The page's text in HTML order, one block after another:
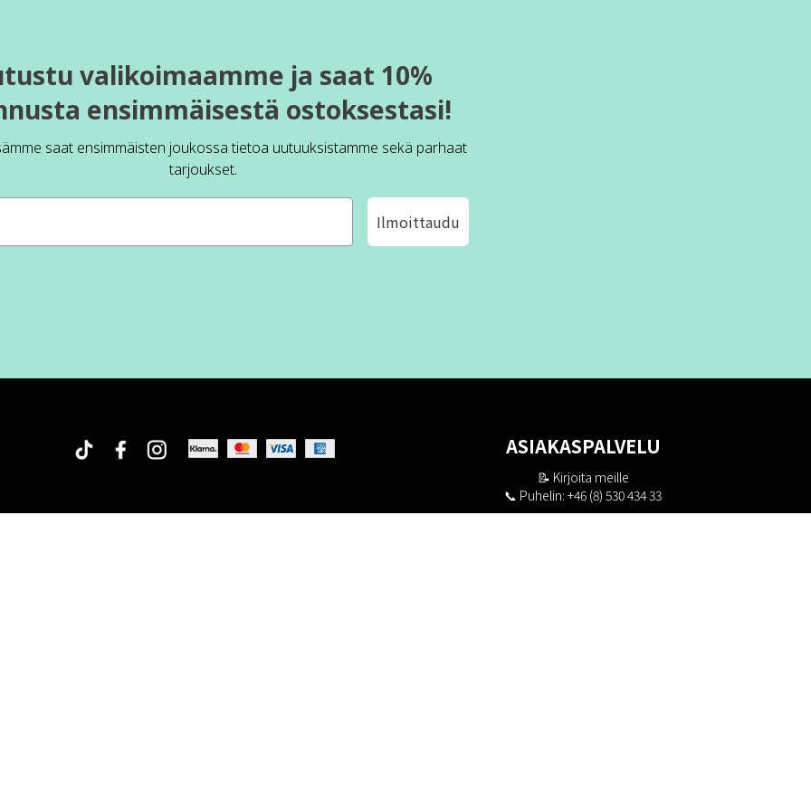
valikoimaamme ja saat 10%
ensimmäisestä ostoksestasi!
saat ensimmäisten joukossa tietoa uutuuksistamme sekä parhaat
tarjoukset.
Ilmoittaudu
ASIAKASPALVELU
📝 Kirjoita meille
📞 Puhelin: +46 (8) 530 434 33
Maanantai - Torstai klo 10.00 - 17.00